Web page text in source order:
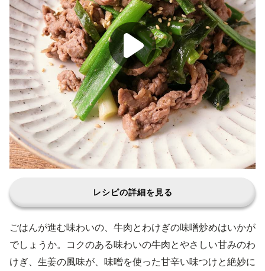
レシピの詳細を見る
ごはんが進む味わいの、牛肉とわけぎの味噌炒めはいかが
でしょうか。コクのある味わいの牛肉とやさしい甘みのわ
けぎ、生姜の風味が、味噌を使った甘辛い味つけと絶妙に